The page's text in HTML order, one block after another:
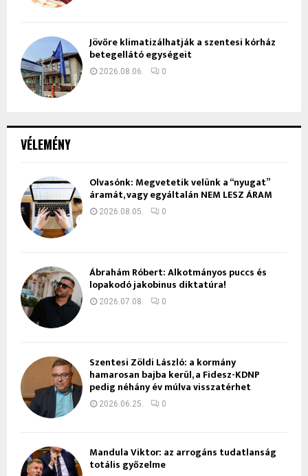
VÉLEMÉNY
Olvasónk: Megvetetik velünk a “nyugat”
áramát, vagy egyáltalán NEM LESZ ÁRAM
2026.08.05. 0
Ábrahám Róbert: Alkotmányos puccs és
lopakodó jakobinus diktatúra!
2026.07.08. 0
Szentesi Zöldi László: a kormány
hamarosan bajba kerül, a Fidesz-KDNP
pedig néhány év múlva visszatérhet
2026.06.25. 0
Mandula Viktor: az arrogáns tudatlanság
totális győzelme
Jövőre klimatizálhatják a szentesi kórház
betegellátó egységeit
2026.08.06. 0